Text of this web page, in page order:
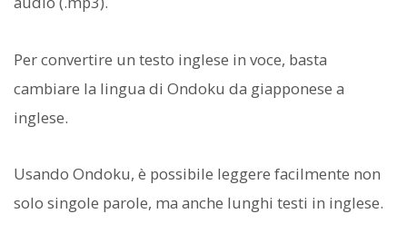
Per convertire un testo inglese in voce, basta
cambiare la lingua di Ondoku da giapponese a
inglese.
Usando Ondoku, è possibile leggere facilmente non
solo singole parole, ma anche lunghi testi in inglese.